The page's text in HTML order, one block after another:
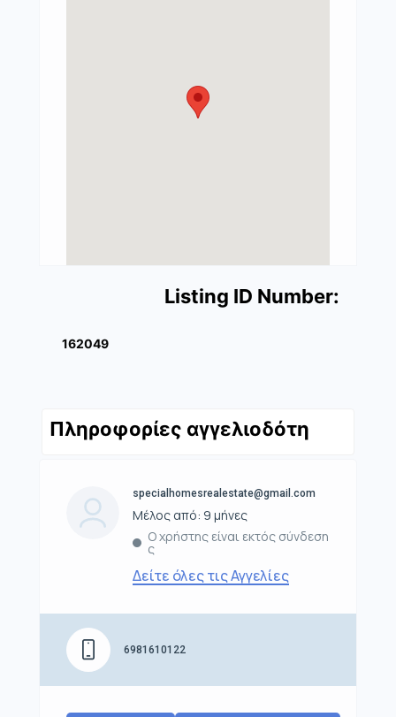
Listing ID Number:
162049
Πληροφορίες αγγελιοδότη
specialhomesrealestate@gmail.com
Μέλος από: 9 μήνες
Ο χρήστης είναι εκτός σύνδεση
ς
Δείτε όλες τις Αγγελίες
6981610122